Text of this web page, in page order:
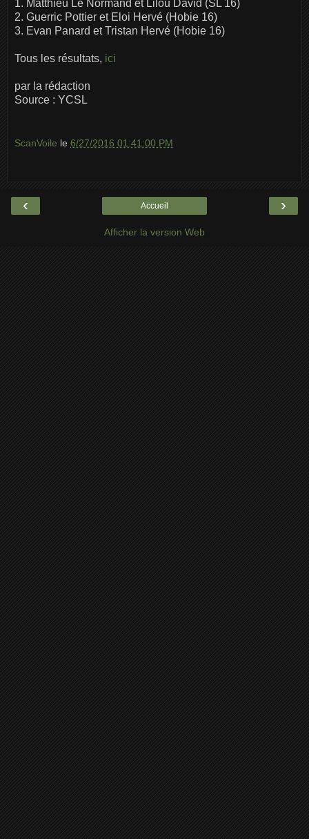
1. Matthieu Le Normand et Lilou David (SL 16)
2. Guerric Pottier et Eloi Hervé (Hobie 16)
3. Evan Panard et Tristan Hervé (Hobie 16)
Tous les résultats, ici
par la rédaction
Source : YCSL
ScanVoile le 6/27/2016 01:41:00 PM
‹ ›
Accueil
Afficher la version Web